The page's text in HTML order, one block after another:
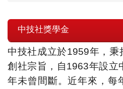
中技社獎學金
中技社成立於1959年，
創社宗旨，自1963年設立
年未曾間斷。近年來，每